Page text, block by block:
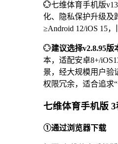
💮七维体育手机版
化、隐私保护升级及
≥Android 12/iOS 15，
💮建议选择v2.8.95版
本，适配安卓8+/
景，经大规模用户验
权限冗余，适合追求
七维体育手机版
①通过浏览器下载